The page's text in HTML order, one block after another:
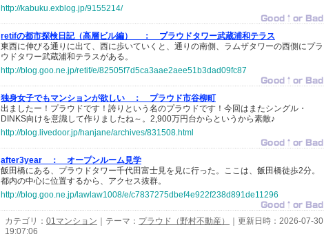
http://kabuku.exblog.jp/9155214/
retifの都市探検日記（高層ビル編） ：
プラウドタワー武蔵浦和テラス
東西に伸びる通りに出て、西に歩いていくと、通りの南側、ラムザタワーの西側にプラ
ウドタワー武蔵浦和テラスがある。
http://blog.goo.ne.jp/retif/e/82505f7d5ca3aae2aee51b3dad09fc87
独身女子でもマンションが欲しい ：
プラウド市谷柳町
出ましたー！プラウドです！誇りという名のプラウドです！今回はまたシングル・
DINKS向けを意識して作りましたね～。2,900万円台からというから素敵♪
http://blog.livedoor.jp/hanjane/archives/831508.html
after3year ：
オープンルーム見学
飯田橋にある、プラウドタワー千代田富士見を見に行った。ここは、飯田橋徒歩2分。
都内の中心に位置するから、アクセス抜群。
http://blog.goo.ne.jp/lawlaw1008/e/c7837275dbef4e922f238d891de11296
カテゴリ： 01マンション ｜テーマ： プラウド（野村不動産）
｜更新日時：2026-07-30
19:07:06